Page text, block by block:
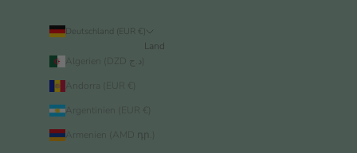
Deutschland (EUR €)
Land
Andorra (EUR €)
Argentinien (EUR €)
Armenien (AMD դր.)